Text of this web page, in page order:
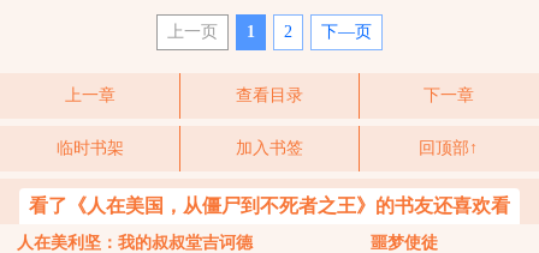
上一页 1 2 下—页
上一章 查看目录 下一章
临时书架 加入书签 回顶部↑
看了《人在美国，从僵尸到不死者之王》的书友还喜欢看
人在美利坚：我的叔叔堂吉诃德
噩梦使徒